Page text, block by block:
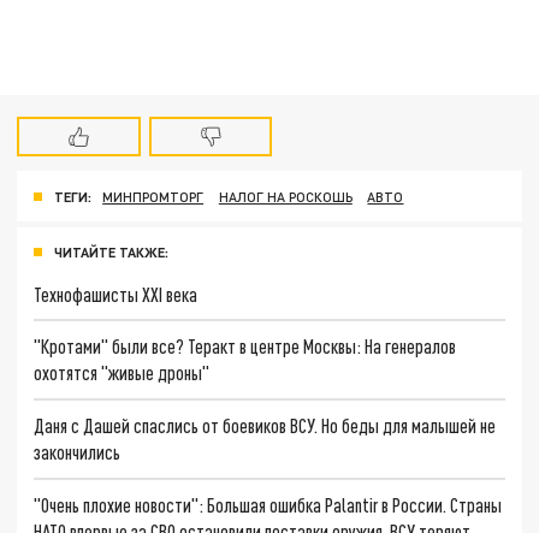
ТЕГИ: МИНПРОМТОРГ НАЛОГ НА РОСКОШЬ АВТО
ЧИТАЙТЕ ТАКЖЕ:
Технофашисты XXI века
"Кротами" были все? Теракт в центре Москвы: На генералов
охотятся "живые дроны"
Даня с Дашей спаслись от боевиков ВСУ. Но беды для малышей не
закончились
"Очень плохие новости": Большая ошибка Palantir в России. Страны